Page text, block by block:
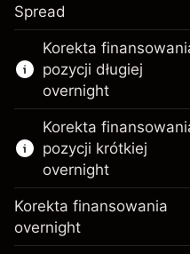
Ten instrument
handlu poprzez CFD
Więcej informacji:
Kontrakty CFD
Opcje knock-out
Spread
Korekta
pozycji długiej
overnight
Depozyt
Korekta
pozycji krótkiej
overnight
Korekta finansowania
overnight